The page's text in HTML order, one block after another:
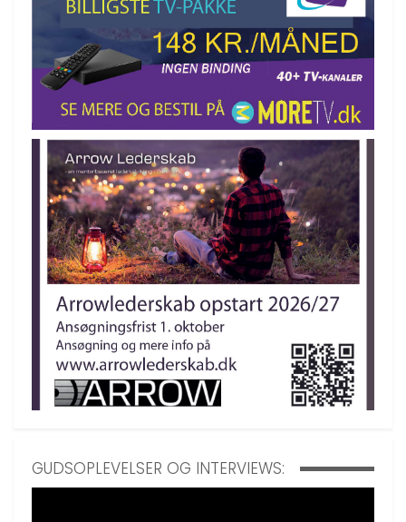
GUDSOPLEVELSER OG INTERVIEWS: